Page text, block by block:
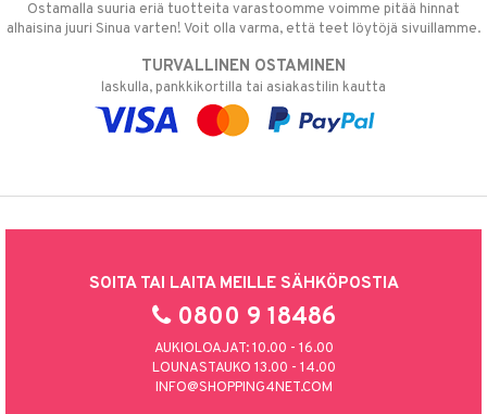
Ostamalla suuria eriä tuotteita varastoomme voimme pitää hinnat
alhaisina juuri Sinua varten! Voit olla varma, että teet löytöjä sivuillamme.
TURVALLINEN OSTAMINEN
laskulla, pankkikortilla tai asiakastilin kautta
SOITA TAI LAITA MEILLE SÄHKÖPOSTIA
0800 9 18486
AUKIOLOAJAT: 10.00 - 16.00
LOUNASTAUKO 13.00 - 14.00
INFO@SHOPPING4NET.COM